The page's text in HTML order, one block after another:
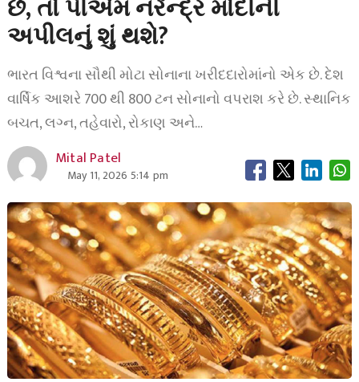
છે, તો પીએમ નરેન્દ્ર મોદીની
અપીલનું શું થશે?
ભારત વિશ્વના સૌથી મોટા સોનાના ખરીદદારોમાંનો એક છે. દેશ
વાર્ષિક આશરે 700 થી 800 ટન સોનાનો વપરાશ કરે છે. સ્થાનિક
બચત, લગ્ન, તહેવારો, રોકાણ અને…
Mital Patel
May 11, 2026 5:14 pm